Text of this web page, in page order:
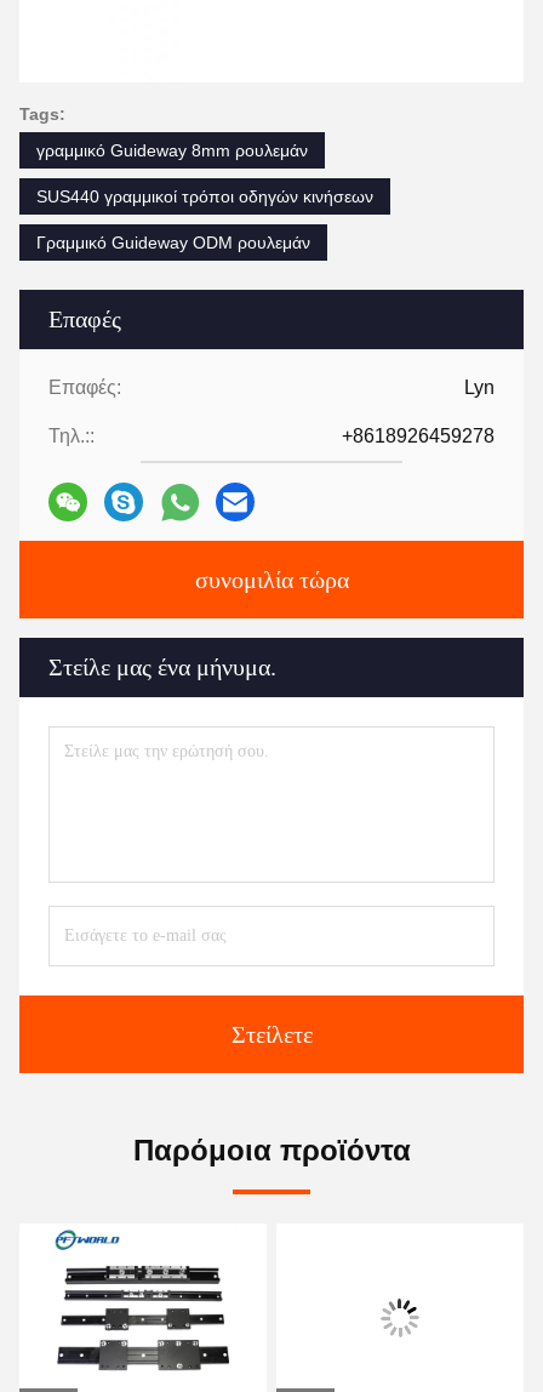
Επαφές
Επαφές: Lyn
Τηλ.:: +8618926459278
συνομιλία τώρα
Στείλε μας ένα μήνυμα.
Στείλετε
Tags:
γραμμικό Guideway 8mm ρουλεμάν
SUS440 γραμμικοί τρόποι οδηγών κινήσεων
Γραμμικό Guideway ODM ρουλεμάν
Παρόμοια προϊόντα